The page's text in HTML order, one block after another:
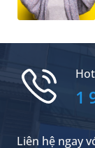
Liên hệ ngay